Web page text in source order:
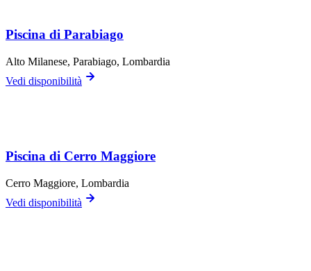
Piscina di Parabiago
Alto Milanese, Parabiago, Lombardia
Vedi disponibilità
Piscina di Cerro Maggiore
Cerro Maggiore, Lombardia
Vedi disponibilità